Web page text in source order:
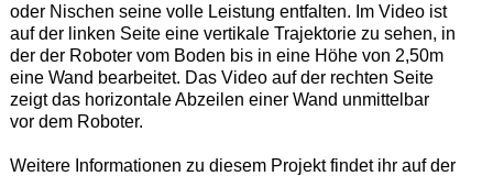
oder Nischen seine volle Leistung entfalten. Im Video ist
auf der linken Seite eine vertikale Trajektorie zu sehen, in
der der Roboter vom Boden bis in eine Höhe von 2,50m
eine Wand bearbeitet. Das Video auf der rechten Seite
zeigt das horizontale Abzeilen einer Wand unmittelbar
vor dem Roboter.
Weitere Informationen zu diesem Projekt findet ihr auf der